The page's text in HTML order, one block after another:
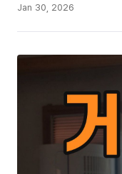
Jan 30, 2026